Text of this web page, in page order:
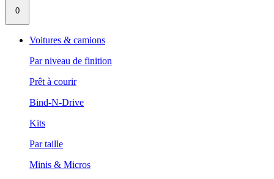
0
Voitures & camions
Par niveau de finition
Prêt à courir
Bind-N-Drive
Kits
Par taille
Minis & Micros